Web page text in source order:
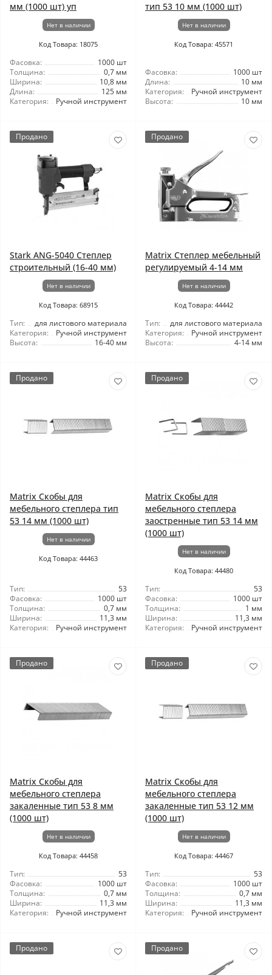
мм (1000 шт) уп
Нет в наличии
Код Товара: 18075
Фасовка:
1000 шт
Толщина:
0,7 мм
Ширина:
10,8 мм
Длина:
125 мм
Категория:
Ручной инструмент
тип 53 10 мм (1000 шт)
Нет в наличии
Код Товара: 45571
Фасовка:
1000 шт
Длина:
10 мм
Категория:
Ручной инструмент
Высота:
10 мм
Продано
Stark ANG-5040 Степлер
строительный (16-40 мм)
Нет в наличии
Код Товара: 68915
Тип:
для листового материала
Категория:
Ручной инструмент
Высота:
16-40 мм
Продано
Matrix Степлер мебельный
регулируемый 4-14 мм
Нет в наличии
Код Товара: 44442
Тип:
для листового материала
Категория:
Ручной инструмент
Высота:
4-14 мм
Продано
Matrix Скобы для
мебельного степлера тип
53 14 мм (1000 шт)
Нет в наличии
Код Товара: 44463
Тип:
53
Фасовка:
1000 шт
Толщина:
0,7 мм
Ширина:
11,3 мм
Категория:
Ручной инструмент
Продано
Matrix Скобы для
мебельного степлера
заостренные тип 53 14 мм
(1000 шт)
Нет в наличии
Код Товара: 44480
Тип:
53
Фасовка:
1000 шт
Толщина:
1 мм
Ширина:
11,3 мм
Категория:
Ручной инструмент
Продано
Matrix Скобы для
мебельного степлера
закаленные тип 53 8 мм
(1000 шт)
Нет в наличии
Код Товара: 44458
Тип:
53
Фасовка:
1000 шт
Толщина:
0,7 мм
Ширина:
11,3 мм
Категория:
Ручной инструмент
Продано
Matrix Скобы для
мебельного степлера
закаленные тип 53 12 мм
(1000 шт)
Нет в наличии
Код Товара: 44467
Тип:
53
Фасовка:
1000 шт
Толщина:
0,7 мм
Ширина:
11,3 мм
Категория:
Ручной инструмент
Продано Продано